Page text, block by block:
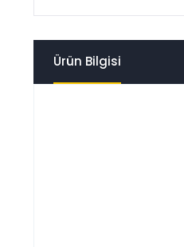
Ürün Bilgisi